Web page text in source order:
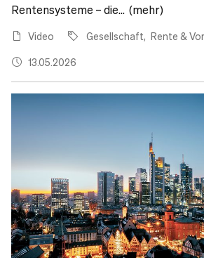
Rentensysteme – die... (mehr)
Video Gesellschaft Rente &
13.05.2026